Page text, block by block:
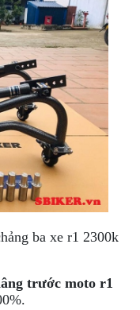
ba xe r1 2300k
trước moto r1